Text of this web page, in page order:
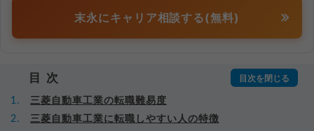
末永にキャリア相談する(無料)
目次
三菱自動車工業の転職難易度
三菱自動車工業に転職しやすい人の特徴